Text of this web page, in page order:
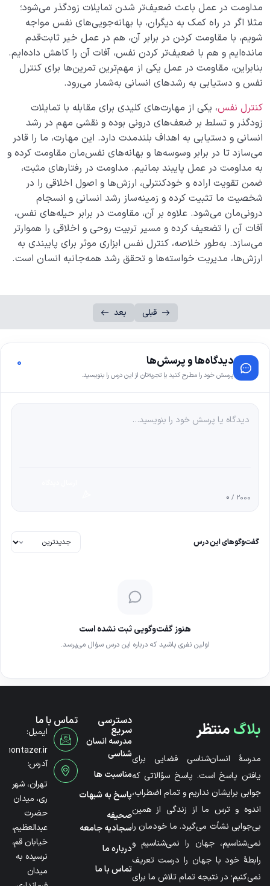
مداومت ‌‌در ‌‌عمل ‌‌باعث ‌‌ضعیف‌تر ‌‌شدن ‌‌تمایلات ‌‌زودگذر ‌‌می‌شود؛
‌‌مثلا ‌‌اگر ‌‌در ‌‌راه ‌‌کمک ‌‌به ‌‌دیگران، ‌‌با ‌‌بهانه‌جویی‌های ‌‌نفس ‌‌مواجه
‌‌شویم، ‌‌با ‌‌مقاومت ‌‌کردن ‌‌در ‌‌برابر ‌‌آن، ‌‌هم ‌‌در ‌‌عمل ‌‌خیر ‌‌ثابت‌قدم
‌‌مانده‌ایم ‌‌و ‌‌هم ‌‌با ‌‌ضعیف‌تر ‌‌کردن ‌‌نفس، ‌‌آفات ‌‌آن ‌‌را ‌‌کاهش ‌‌داده‌ایم.
‌‌بنابراین، ‌‌مقاومت ‌‌در ‌‌عمل ‌‌یکی ‌‌از ‌‌مهم‌ترین ‌‌تمرین‌ها ‌‌برای ‌‌کنترل
‌‌نفس ‌‌و ‌‌دستیابی ‌‌به ‌‌رشدهای ‌‌انسانی ‌‌به‌شمار ‌‌می‌رود.
کنترل ‌‌نفس، ‌‌یکی ‌‌از ‌‌مهارت‌های ‌‌کلیدی ‌‌برای ‌‌مقابله ‌‌با ‌‌تمایلات
‌‌زودگذر ‌‌و ‌‌تسلط ‌‌بر ‌‌ضعف‌های ‌‌درونی ‌‌بوده ‌‌و ‌‌نقشی ‌‌مهم ‌‌در ‌‌رشد
‌‌انسانی ‌‌و ‌‌دستیابی ‌‌به ‌‌اهداف ‌‌بلندمدت ‌‌دارد. ‌‌این ‌‌مهارت، ‌‌ما ‌‌را ‌‌قادر
‌‌می‌سازد ‌‌تا ‌‌در ‌‌برابر ‌‌وسوسه‌ها ‌‌و ‌‌بهانه‌های ‌‌نفس‌مان ‌‌مقاومت ‌‌کرده ‌‌و
‌‌به ‌‌مداومت ‌‌در ‌‌عمل ‌‌پایبند ‌‌بمانیم. ‌‌مداومت ‌‌در ‌‌رفتارهای ‌‌مثبت،
‌‌ضمن ‌‌تقویت ‌‌اراده ‌‌و ‌‌خودکنترلی، ‌‌ارزش‌ها ‌‌و ‌‌اصول ‌‌اخلاقی ‌‌را ‌‌در
‌‌شخصیت ‌‌ما ‌‌تثبیت ‌‌کرده ‌‌و ‌‌زمینه‌ساز ‌‌رشد ‌‌انسانی ‌‌و ‌‌انسجام
‌‌درونی‌مان ‌‌می‌شود. ‌‌علاوه ‌‌بر ‌‌آن، ‌‌مقاومت ‌‌در ‌‌برابر ‌‌حیله‌های ‌‌نفس،
‌‌آفات ‌‌آن ‌‌را ‌‌تضعیف ‌‌کرده ‌‌و ‌‌مسیر ‌‌تربیت ‌‌روحی ‌‌و ‌‌اخلاقی ‌‌را ‌‌هموارتر
‌‌می‌سازد. ‌‌به‌طور ‌‌خلاصه، ‌‌کنترل ‌‌نفس ‌‌ابزاری ‌‌موثر ‌‌برای ‌‌پایبندی ‌‌به
‌‌ارزش‌ها، ‌‌مدیریت ‌‌خواسته‌ها ‌‌و ‌‌تحقق ‌‌رشد ‌‌همه‌جانبه ‌‌انسان ‌‌است.
قبلی بعد
دیدگاه‌ها و پرسش‌ها
پرسش خود را مطرح کنید یا تجربه‌تان از این درس را بنویسید.
0
0 / 2000
گفت‌وگوهای این درس
هنوز گفت‌وگویی ثبت نشده است
اولین نفری باشید که درباره این درس سؤال می‌پرسد.
بلاگمنتظر
مدرسۀ انسان‌شناسی فضایی برای
یافتن پاسخ است. پاسخ سؤالاتی که
جوابی برایشان نداریم و تمام اضطراب،
اندوه و ترس ما از زندگی از همین
بی‌جوابی نشأت می‌گیرد. ما خودمان را
نمی‌شناسیم، جهان را نمی‌شناسیم و
رابطۀ خود با جهان را درست تعریف
نمی‌کنیم؛ در نتیجه تمام تلاش ما برای
دسترسی
سریع
مدرسه انسان
شناسی
مناسبت ها
پاسخ به شبهات
صحیفه
سجادیه جامعه
درباره ما
تماس با ما
تماس با ما
ایمیل:
آدرس:
تهران، شهر
ری، میدان
حضرت
عبدالعظیم،
خیابان قم،
نرسیده به
میدان